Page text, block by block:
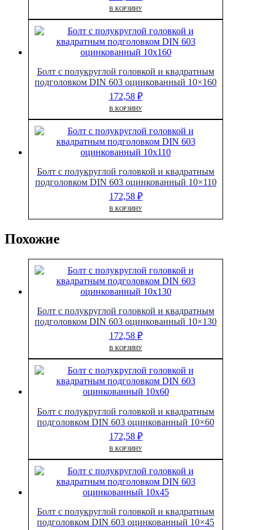
В КОРЗИНУ
Болт с полукруглой головкой и квадратным
подголовком DIN 603 оцинкованный 10×160
172,58 ₽
В КОРЗИНУ
Болт с полукруглой головкой и квадратным
подголовком DIN 603 оцинкованный 10×110
172,58 ₽
В КОРЗИНУ
Похожие
Болт с полукруглой головкой и квадратным
подголовком DIN 603 оцинкованный 10×130
172,58 ₽
В КОРЗИНУ
Болт с полукруглой головкой и квадратным
подголовком DIN 603 оцинкованный 10×60
172,58 ₽
В КОРЗИНУ
Болт с полукруглой головкой и квадратным
подголовком DIN 603 оцинкованный 10×45